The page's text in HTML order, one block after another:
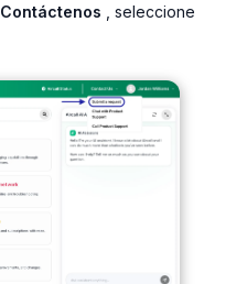
Contáctenos
, seleccione